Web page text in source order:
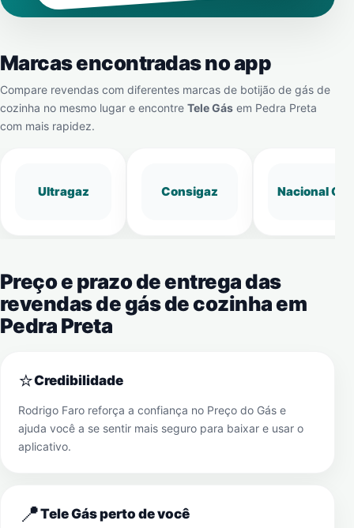
Marcas encontradas no app
Compare revendas com diferentes marcas de botijão de gás de
cozinha no mesmo lugar e encontre Tele Gás em Pedra Preta
com mais rapidez.
Ultragaz Consigaz Nacional Gás
Preço e prazo de entrega das
revendas de gás de cozinha em
Pedra Preta
⭐Credibilidade
Rodrigo Faro reforça a confiança no Preço do Gás e
ajuda você a se sentir mais seguro para baixar e usar o
aplicativo.
📍Tele Gás perto de você